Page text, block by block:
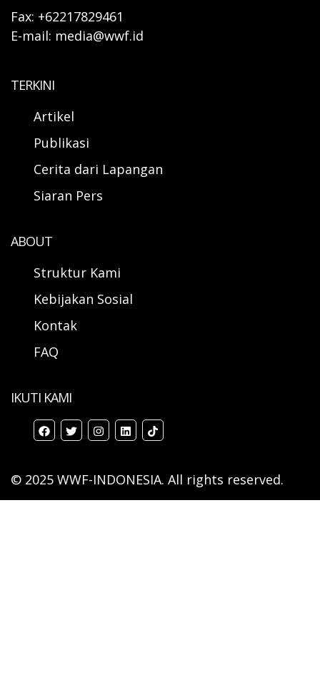
Fax: +62217829461
E-mail: media@wwf.id
TERKINI
Artikel
Publikasi
Cerita dari Lapangan
Siaran Pers
ABOUT
Struktur Kami
Kebijakan Sosial
Kontak
FAQ
IKUTI KAMI
© 2025 WWF-INDONESIA. All rights reserved.